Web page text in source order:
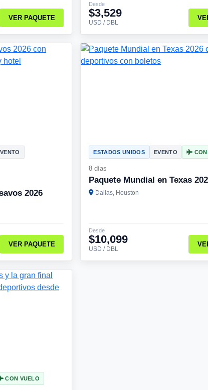
VER PAQUETE
Desde
$3,529
USD / DBL
2026
VER PAQUETE
ESTADOS UNIDOS EVENTO CON
8 días
Paquete Mundial en Texas
Dallas, Houston
Desde
$10,099
USD / DBL
CON VUELO